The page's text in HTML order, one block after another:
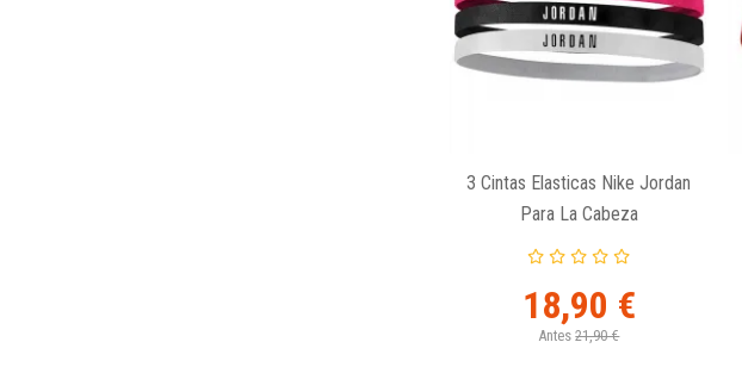
3 Cintas Elasticas Nike Jordan
Para La Cabeza
18,90 €
Antes 21,90 €